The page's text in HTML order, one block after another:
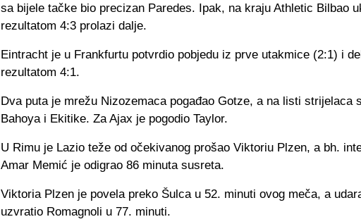
sa bijele tačke bio precizan Paredes. Ipak, na kraju Athletic Bilbao
rezultatom 4:3 prolazi dalje.
Eintracht je u Frankfurtu potvrdio pobjedu iz prve utakmice (2:1) i
rezultatom 4:1.
Dva puta je mrežu Nizozemaca pogađao Gotze, a na listi strijelaca
Bahoya i Ekitike. Za Ajax je pogodio Taylor.
U Rimu je Lazio teže od očekivanog prošao Viktoriu Plzen, a bh.
Amar Memić je odigrao 86 minuta susreta.
Viktoria Plzen je povela preko Šulca u 52. minuti ovog meča, a
uzvratio Romagnoli u 77. minuti.